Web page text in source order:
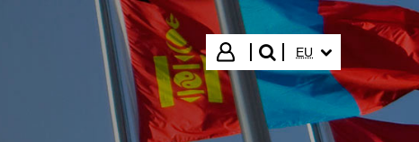
Hasi saioa
bilatu"
HIZKUNTZA
EU